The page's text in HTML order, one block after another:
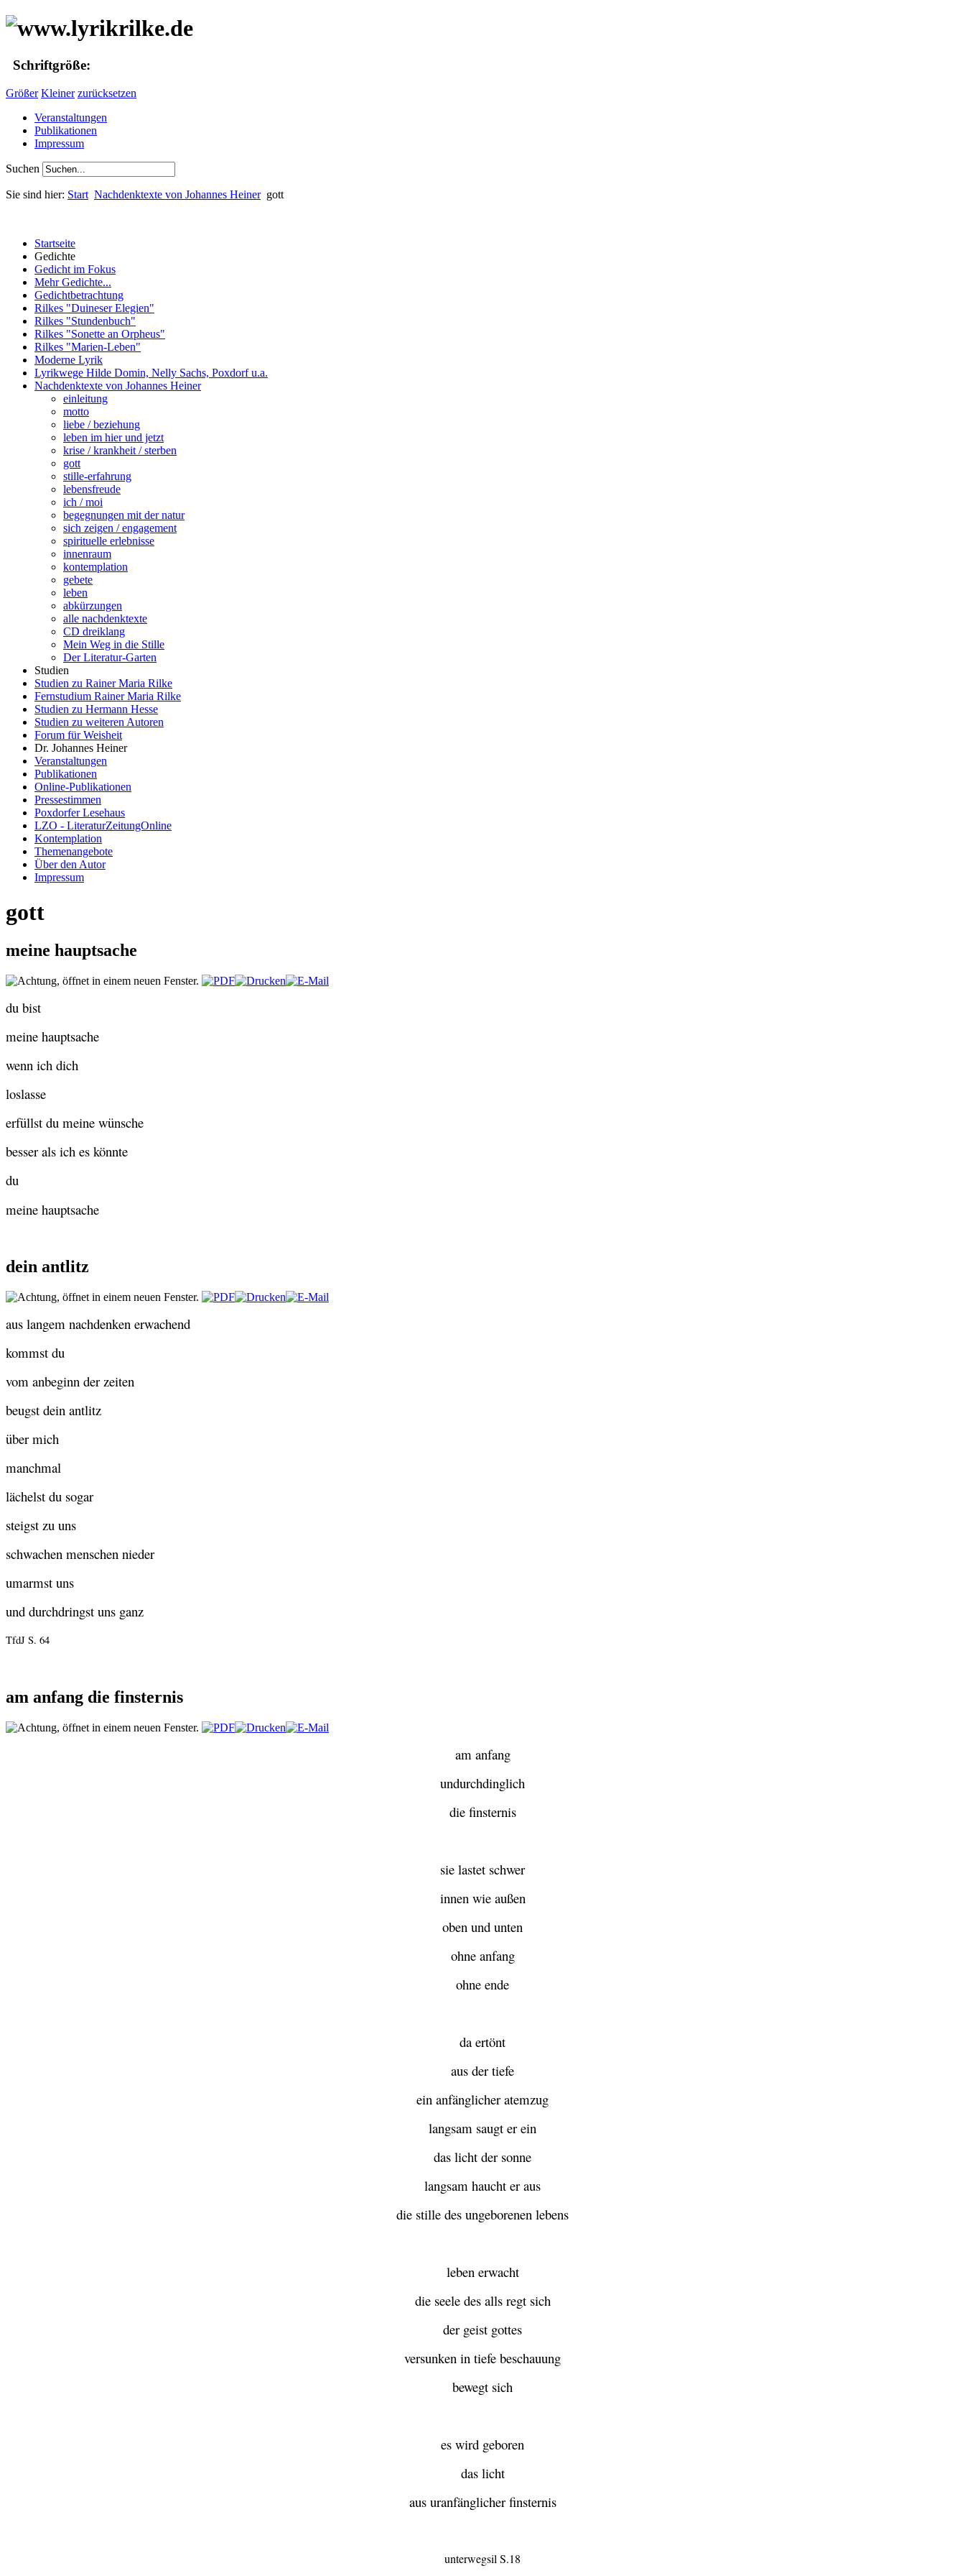
Schriftgröße:
Größer Kleiner zurücksetzen
Veranstaltungen
Publikationen
Impressum
Suchen
Sie sind hier: Start Nachdenktexte von Johannes Heiner gott
Startseite
Gedichte
Gedicht im Fokus
Mehr Gedichte...
Gedichtbetrachtung
Rilkes "Duineser Elegien"
Rilkes "Stundenbuch"
Rilkes "Sonette an Orpheus"
Rilkes "Marien-Leben"
Moderne Lyrik
Lyrikwege Hilde Domin, Nelly Sachs, Poxdorf u.a.
Nachdenktexte von Johannes Heiner
einleitung
motto
liebe / beziehung
leben im hier und jetzt
krise / krankheit / sterben
gott
stille-erfahrung
lebensfreude
ich / moi
begegnungen mit der natur
sich zeigen / engagement
spirituelle erlebnisse
innenraum
kontemplation
gebete
leben
abkürzungen
alle nachdenktexte
CD dreiklang
Mein Weg in die Stille
Der Literatur-Garten
Studien
Studien zu Rainer Maria Rilke
Fernstudium Rainer Maria Rilke
Studien zu Hermann Hesse
Studien zu weiteren Autoren
Forum für Weisheit
Dr. Johannes Heiner
Veranstaltungen
Publikationen
Online-Publikationen
Pressestimmen
Poxdorfer Lesehaus
LZO - LiteraturZeitungOnline
Kontemplation
Themenangebote
Über den Autor
Impressum
gott
meine hauptsache
du bist
meine hauptsache
wenn ich dich
loslasse
erfüllst du meine wünsche
besser als ich es könnte
du
meine hauptsache
dein antlitz
aus langem nachdenken erwachend
kommst du
vom anbeginn der zeiten
beugst dein antlitz
über mich
manchmal
lächelst du sogar
steigst zu uns
schwachen menschen nieder
umarmst uns
und durchdringst uns ganz
TfdJ S. 64
am anfang die finsternis
am anfang
undurchdinglich
die finsternis
sie lastet schwer
innen wie außen
oben und unten
ohne anfang
ohne ende
da ertönt
aus der tiefe
ein anfänglicher atemzug
langsam saugt er ein
das licht der sonne
langsam haucht er aus
die stille des ungeborenen lebens
leben erwacht
die seele des alls regt sich
der geist gottes
versunken in tiefe beschauung
bewegt sich
es wird geboren
das licht
aus uranfänglicher finsternis
unterwegsil S.18